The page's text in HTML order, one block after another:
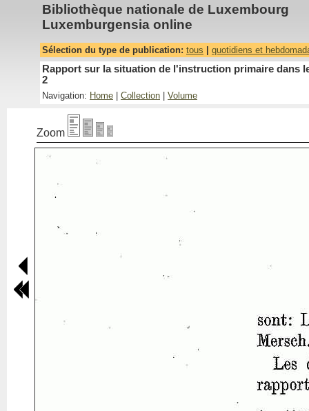
Bibliothèque nationale de Luxembourg
Luxemburgensia online
Sélection du type de publication: tous quotidiens et
Rapport sur la situation de l'instruction primaire dans
2
Navigation: Home Collection Volume
Zoom